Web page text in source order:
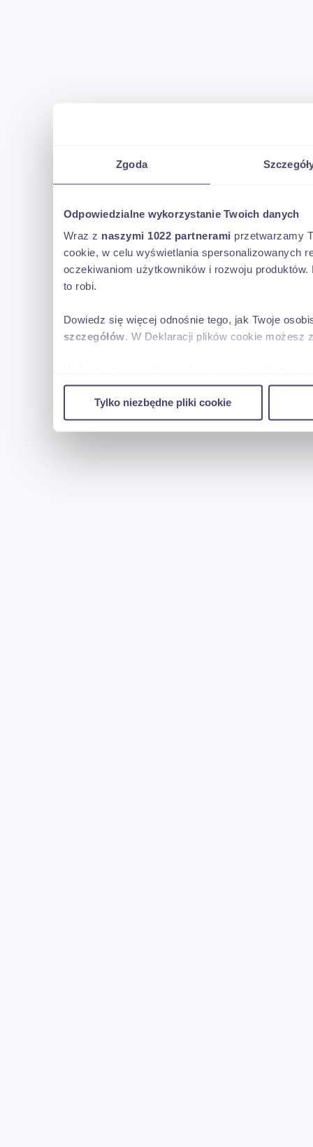
Zgoda
Odpowiedzialne wykorzystanie Twoich danych
Wraz z naszymi 1022 partnerami przetwarzamy
cookie, w celu wyświetlania spersonalizowanych
oczekiwaniom użytkowników i rozwoju
to robi.
Dowiedz się więcej odnośnie tego, jak Twoje
szczegółów. W Deklaracji plików cookie możesz
w naszej witrynie. Informacje o tym, jak
reklamowym i analitycznym. Partnerzy mogą
uzyskanymi podczas korzystania z ich usług.
Tylko niezbędne pliki cookie